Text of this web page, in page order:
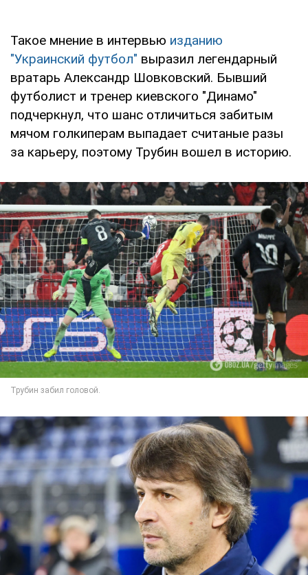
Такое мнение в интервью изданию
"Украинский футбол" выразил легендарный
вратарь Александр Шовковский. Бывший
футболист и тренер киевского "Динамо"
подчеркнул, что шанс отличиться забитым
мячом голкиперам выпадает считаные разы
за карьеру, поэтому Трубин вошел в историю.